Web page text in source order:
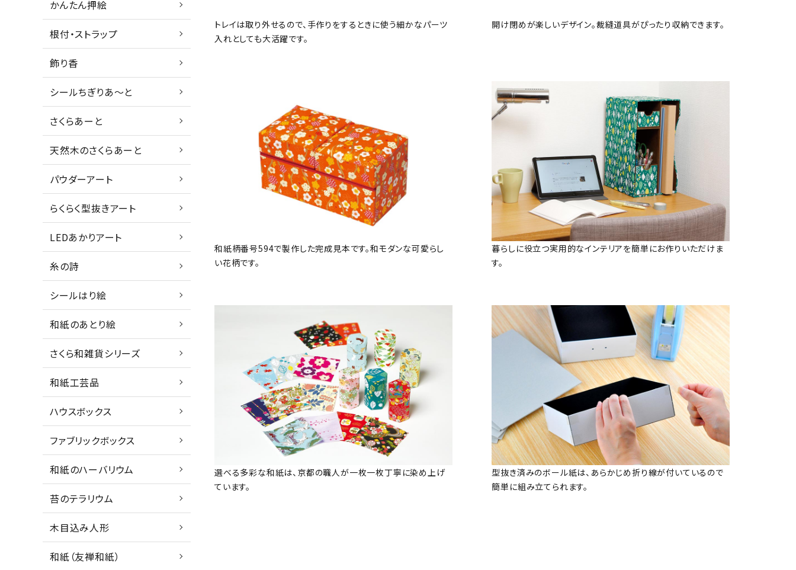
かんたん押絵
根付・ストラップ
飾り香
シールちぎりあ～と
さくらあーと
天然木のさくらあーと
パウダーアート
らくらく型抜きアート
LEDあかりアート
糸の詩
シールはり絵
和紙のあとり絵
さくら和雑貨シリーズ
和紙工芸品
ハウスボックス
ファブリックボックス
和紙のハーバリウム
苔のテラリウム
木目込み人形
和紙（友禅和紙）
トレイは取り外せるので、手作りをするときに使う細かなパーツ
入れとしても大活躍です。
開け閉めが楽しいデザイン。裁縫道具がぴったり収納できます。
和紙柄番号594で製作した完成見本です。和モダンな可愛らし
い花柄です。
暮らしに役立つ実用的なインテリアを簡単にお作りいただけま
す。
選べる多彩な和紙は、京都の職人が一枚一枚丁寧に染め上げ
ています。
型抜き済みのボール紙は、あらかじめ折り線が付いているので
簡単に組み立てられます。